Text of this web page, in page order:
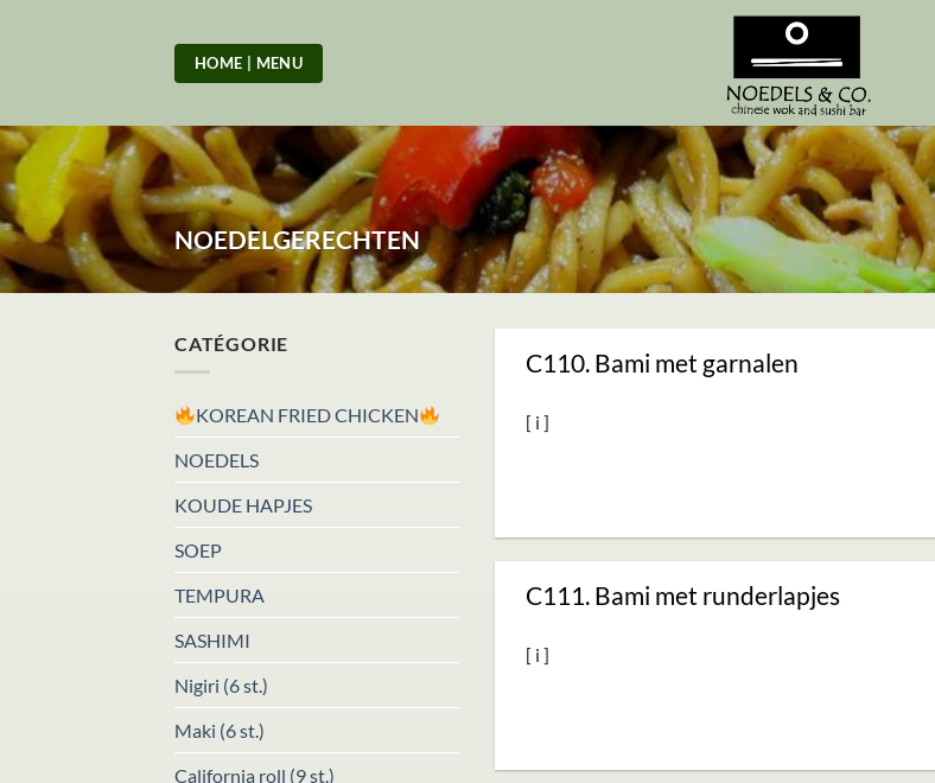
HOME | MENU
NOEDELGERECHTEN
CATÉGORIE
KOREAN FRIED CHICKEN
NOEDELS
KOUDE HAPJES
SOEP
TEMPURA
SASHIMI
Nigiri (6 st.)
Maki (6 st.)
California roll (9 st.)
C110. Bami met garnalen
C111. Bami met runderlapjes